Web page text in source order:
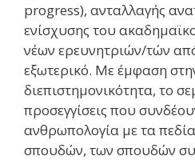
progress), ανταλλαγής
ενίσχυσης του
νέων ερευνητριών/τών
εξωτερικό. Με έμφαση
διεπιστημονικότητα, το
προσεγγίσεις που
ανθρωπολογία με τα
σπουδών, των σπουδών